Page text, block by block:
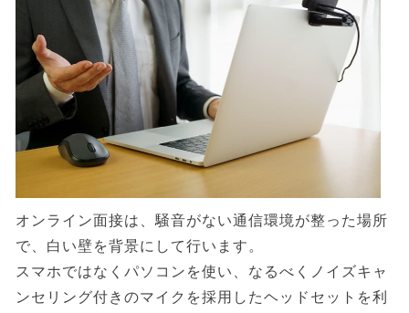
オンライン面接は、騒音がない通信環境が整った場所
で、白い壁を背景にして行います。
スマホではなくパソコンを使い、なるべくノイズキャ
ンセリング付きのマイクを採用したヘッドセットを利